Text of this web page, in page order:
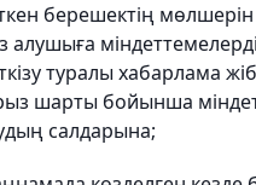
берешектің
алушыға
туралы хабарлама
шарты бойынша
салдарына;